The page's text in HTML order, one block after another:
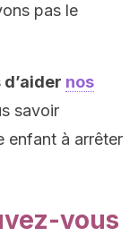
pas le
nos
savoir
enfant à arrêter
vous